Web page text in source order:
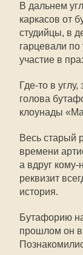
В дальнем
каркасов от
студийцы, в
гарцевали
участие в
Где-то в
голова
клоунады
Весь старый
времени
а вдруг кому-
реквизит
история.
Бутафорию
прошлом он